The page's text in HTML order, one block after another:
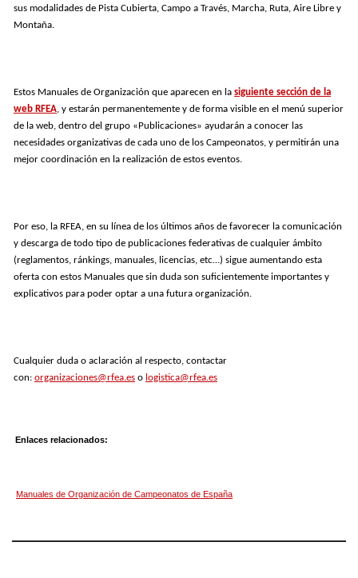
sus modalidades de Pista Cubierta, Campo a Través, Marcha, Ruta, Aire Libre y
Montaña.
Estos Manuales de Organización que aparecen en la siguiente sección de la
web RFEA, y estarán permanentemente y de forma visible en el menú superior
de la web, dentro del grupo «Publicaciones» ayudarán a conocer las
necesidades organizativas de cada uno de los Campeonatos, y permitirán una
mejor coordinación en la realización de estos eventos.
Por eso, la RFEA, en su línea de los últimos años de favorecer la comunicación
y descarga de todo tipo de publicaciones federativas de cualquier ámbito
(reglamentos, ránkings, manuales, licencias, etc…) sigue aumentando esta
oferta con estos Manuales que sin duda son suficientemente importantes y
explicativos para poder optar a una futura organización.
Cualquier duda o aclaración al respecto, contactar
con: organizaciones@rfea.es o logistica@rfea.es
Enlaces relacionados:
Manuales de Organización de Campeonatos de España